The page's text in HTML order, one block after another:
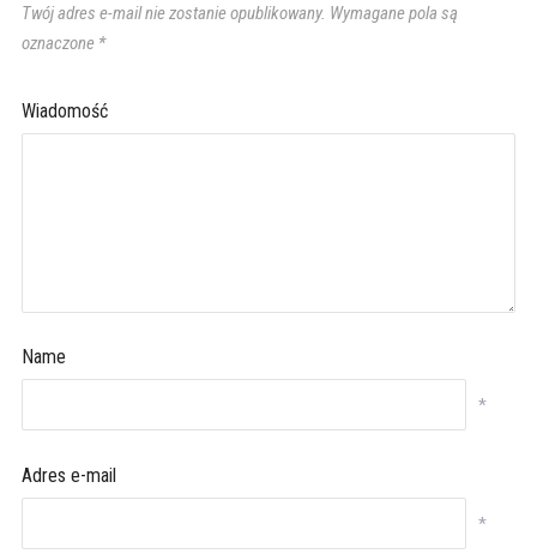
Twój adres e-mail nie zostanie opublikowany. Wymagane pola są
oznaczone *
Wiadomość
Name
*
Adres e-mail
*